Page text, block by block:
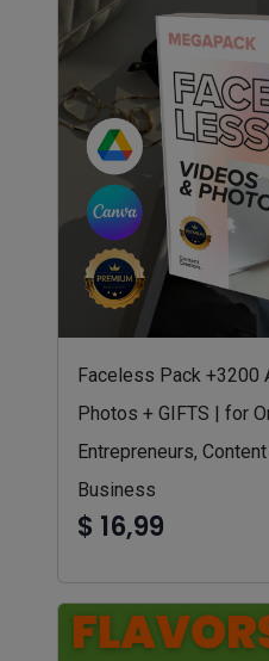
Faceless Pack +3200
Photos + GIFTS | for
Entrepreneurs,
Business
$ 16,99